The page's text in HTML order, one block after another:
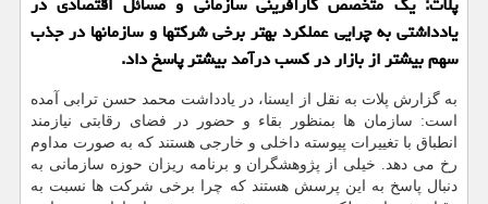
یادداشتی به چرایی عملكرد بهتر برخی شركتها و سازمانها در جذب
سهم بیشتر از بازار در كسب درآمد بیشتر پاسخ داد.
به گزارش پلات به نقل از ایسنا، در یادداشت محمد حسن ترابی آمده
است: سازمان ها بمنظور بقاء و حضور در فضای رقابتی نیازمند
انطباق با تغییرات پیوسته داخلی و خارجی هستند که به صورت مداوم
رخ می‏ دهد. خیلی از پژوهشگران و برنامه ریزان حوزه سازمانی به
دنبال پاسخ به این پرسش هستند که چرا برخی شرکت ها نسبت به